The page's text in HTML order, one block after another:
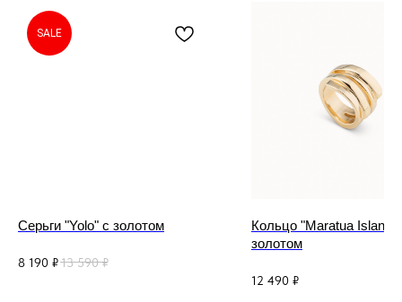
SALE
Серьги "Yolo" с золотом
8 190 ₽13 590 ₽
Кольцо "Maratua Island"
золотом
12 490 ₽